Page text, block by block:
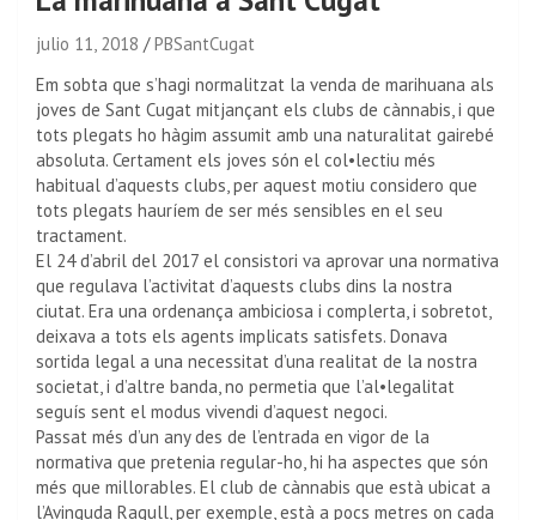
julio 11, 2018
PBSantCugat
Em sobta que s’hagi normalitzat la venda de marihuana als
joves de Sant Cugat mitjançant els clubs de cànnabis, i que
tots plegats ho hàgim assumit amb una naturalitat gairebé
absoluta. Certament els joves són el col•lectiu més
habitual d’aquests clubs, per aquest motiu considero que
tots plegats hauríem de ser més sensibles en el seu
tractament.
El 24 d’abril del 2017 el consistori va aprovar una normativa
que regulava l’activitat d’aquests clubs dins la nostra
ciutat. Era una ordenança ambiciosa i complerta, i sobretot,
deixava a tots els agents implicats satisfets. Donava
sortida legal a una necessitat d’una realitat de la nostra
societat, i d’altre banda, no permetia que l’al•legalitat
seguís sent el modus vivendi d’aquest negoci.
Passat més d’un any des de l’entrada en vigor de la
normativa que pretenia regular-ho, hi ha aspectes que són
més que millorables. El club de cànnabis que està ubicat a
l’Avinguda Ragull, per exemple, està a pocs metres on cada